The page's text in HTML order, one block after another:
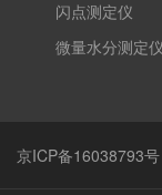
闪点测定仪
微量水分测定
京ICP备16038793号